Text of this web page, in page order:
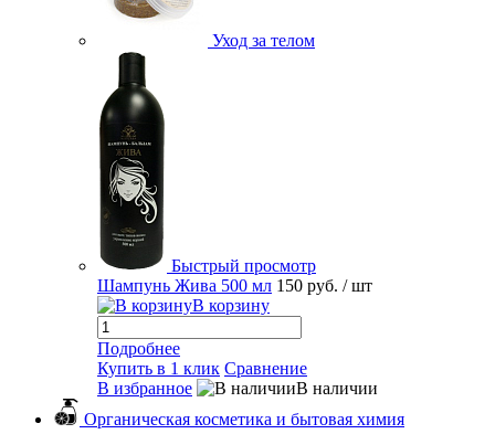
Уход за телом
Быстрый просмотр
Шампунь Жива 500 мл 150 руб. / шт
В корзину
Подробнее
Купить в 1 клик Сравнение
В избранное
В наличии
Органическая косметика и бытовая химия